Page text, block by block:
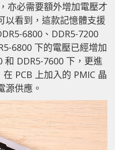
亦必需要額外增加電壓才
以看到，這款記憶體支援
6800、DDR5-7200
6800 下的電壓已經增加
和 DDR5-7600 下，更進
PCB 上加入的 PMIC 晶
源供應。